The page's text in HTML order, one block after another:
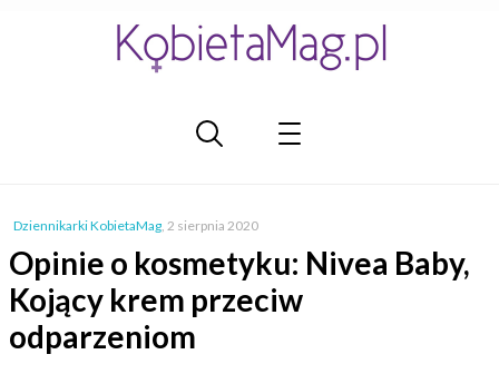
Dziennikarki KobietaMag, 2 sierpnia 2020
Opinie o kosmetyku: Nivea Baby,
Kojący krem przeciw
odparzeniom